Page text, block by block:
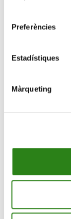
Preferències
Estadístiques
Màrqueting